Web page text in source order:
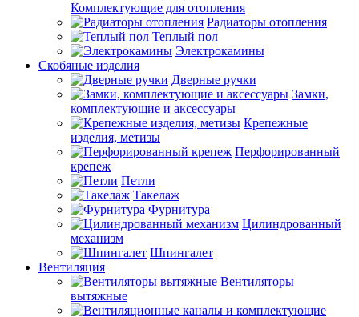
Комплектующие для отопления
Радиаторы отопления
Теплый пол
Электрокамины
Скобяные изделия
Дверные ручки
Замки,
комплектующие и аксессуары
Крепежные
изделия, метизы
Перфорированный
крепеж
Петли
Такелаж
Фурнитура
Цилиндрованный
механизм
Шпингалет
Вентиляция
Вентиляторы
вытяжные